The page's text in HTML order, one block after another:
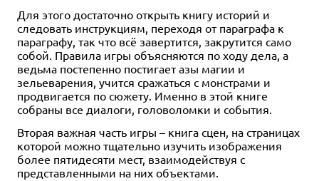
Для этого достаточно открыть книгу историй и
следовать инструкциям, переходя от параграфа к
параграфу, так что всё завертится, закрутится само
собой. Правила игры объясняются по ходу дела, а
ведьма постепенно постигает азы магии и
зельеварения, учится сражаться с монстрами и
продвигается по сюжету. Именно в этой книге
собраны все диалоги, головоломки и события.
Вторая важная часть игры – книга сцен, на страницах
которой можно тщательно изучить изображения
более пятидесяти мест, взаимодействуя с
представленными на них объектами.